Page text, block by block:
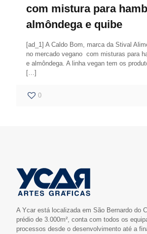
com mistura para
almôndega e quibe
[ad_1] A Caldo Bom, marca da Stival
no mercado vegano com misturas para
e almôndega. A linha vegan tem os
[…]
0
A Ycar está localizada em São Bernardo do
prédio de 3.000m², conta com todos os
processos desde o desenvolvimento até a